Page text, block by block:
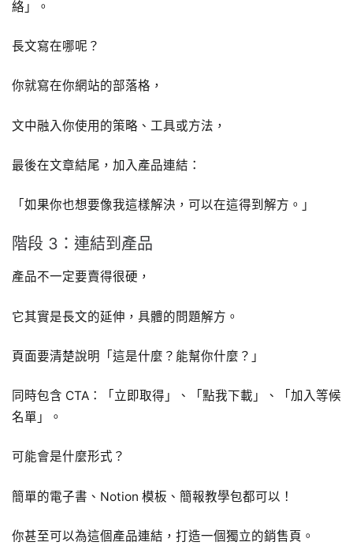
絡」。
長文寫在哪呢？
你就寫在你網站的部落格，
文中融入你使用的策略、工具或方法，
最後在文章結尾，加入產品連結：
「如果你也想要像我這樣解決，可以在這得到解方。」
階段 3：連結到產品
產品不一定要賣得很硬，
它其實是長文的延伸，具體的問題解方。
頁面要清楚說明「這是什麼？能幫你什麼？」
同時包含 CTA：「立即取得」、「點我下載」、「加入等候
名單」。
可能會是什麼形式？
簡單的電子書、Notion 模板、簡報教學包都可以！
你甚至可以為這個產品連結，打造一個獨立的銷售頁。